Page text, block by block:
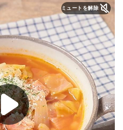
ミュートを解除